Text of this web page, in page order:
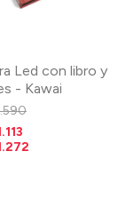
Led con libro y
- Kawai